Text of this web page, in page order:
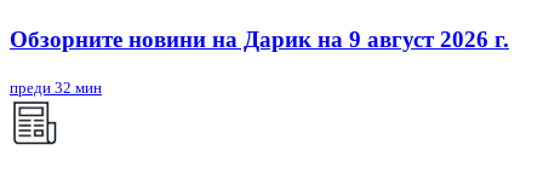
Обзорните новини на Дарик на 9 август 2026 г.
преди 32 мин